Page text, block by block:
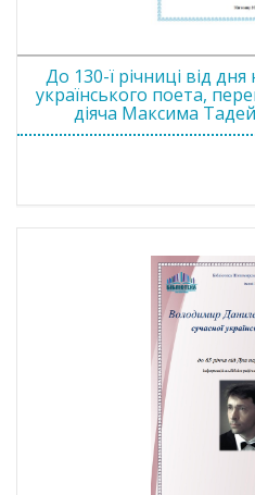
До 130-ї річниці від
українського поета,
діяча Максима